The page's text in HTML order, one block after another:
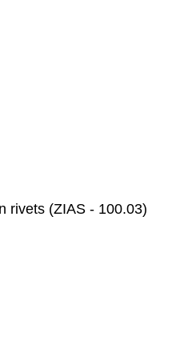
rivets (ZIAS - 100.03)